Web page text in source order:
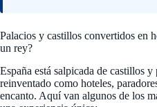
Palacios y castillos convertidos en
un rey?
España está salpicada de castillos y
reinventado como hoteles,
encanto. Aquí van algunos de los